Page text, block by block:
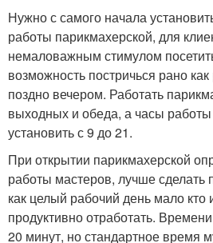
Нужно с самого начала
работы парикмахерской, для
немаловажным стимулом
возможность постричься рано
поздно вечером. Работать
выходных и обеда, а часы
установить с 9 до 21.
При открытии парикмахерской
работы мастеров, лучше
как целый рабочий день мало кто
продуктивно отработать.
20 минут, но стандартное время